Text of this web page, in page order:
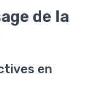
de la
en